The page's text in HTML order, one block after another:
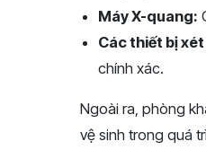
Máy X-quang:
Các thiết bị
chính xác.
Ngoài ra, phòng
vệ sinh trong quá